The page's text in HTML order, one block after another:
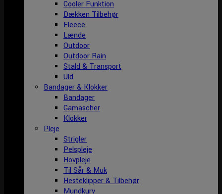
Cooler Funktion
Dækken Tilbehør
Fleece
Lænde
Outdoor
Outdoor Rain
Stald & Transport
Uld
Bandager & Klokker
Bandager
Gamascher
Klokker
Pleje
Strigler
Pelspleje
Hovpleje
Til Sår & Muk
Hesteklipper & Tilbehør
Mundkurv